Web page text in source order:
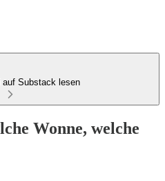
auf Substack lesen
Wonne, welche